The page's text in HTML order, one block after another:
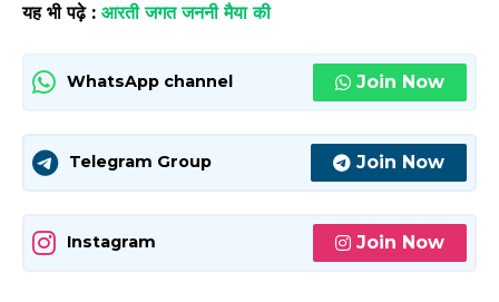
यह भी पढ़े : आरती जगत जननी मैया की
WhatsApp channel Join Now
Telegram Group Join Now
Instagram Join Now